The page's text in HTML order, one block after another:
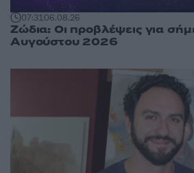
07:3106.08.26
Ζώδια: Οι προβλέψεις για
Αυγούστου 2026